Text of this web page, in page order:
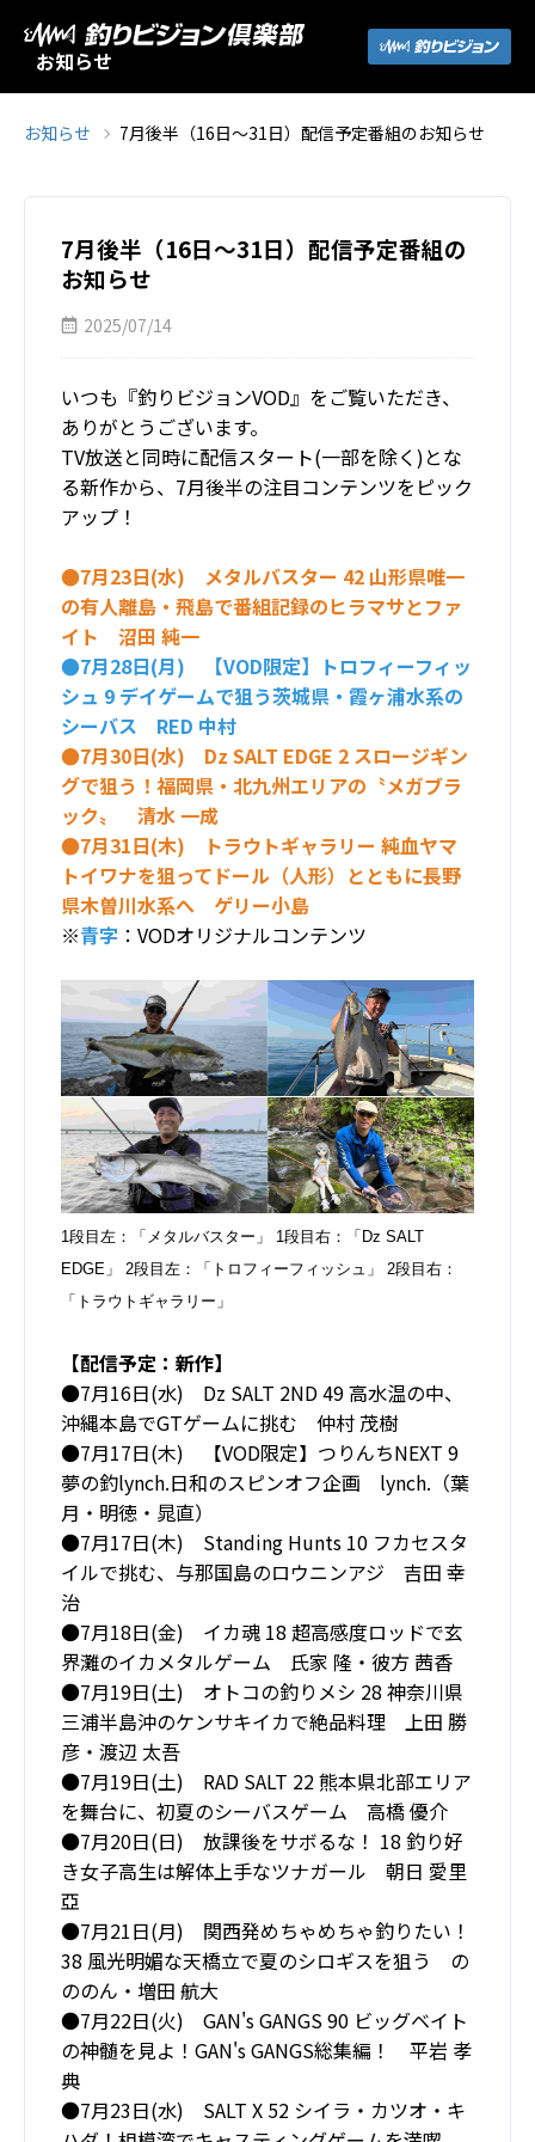
お知らせ
お知らせ 7月後半（16日～31日）配信予定番組のお知らせ
7月後半（16日～31日）配信予定番組の
お知らせ
2025/07/14
いつも『釣りビジョンVOD』をご覧いただき、
ありがとうございます。
TV放送と同時に配信スタート(一部を除く)とな
る新作から、7月後半の注目コンテンツをピック
アップ！
●7月23日(水) メタルバスター 42 山形県唯一
の有人離島・飛島で番組記録のヒラマサとファ
イト 沼田 純一
●7月28日(月) 【VOD限定】トロフィーフィッ
シュ 9 デイゲームで狙う茨城県・霞ヶ浦水系の
シーバス RED 中村
●7月30日(水) Dz SALT EDGE 2 スロージギン
グで狙う！福岡県・北九州エリアの〝メガブラ
ック〟 清水 一成
●7月31日(木) トラウトギャラリー 純血ヤマ
トイワナを狙ってドール（人形）とともに長野
県木曽川水系へ ゲリー小島
※青字 ：VODオリジナルコンテンツ
1段目左：「メタルバスター」 1 段目右：「Dz SALT
EDGE」 2段目左：「トロフィーフィッシュ」 2段目右：
「トラウトギャラリー」
【配信予定：新作】
●7月16日(水) Dz SALT 2ND 49 高水温の中、
沖縄本島でGTゲームに挑む 仲村 茂樹
●7月17日(木) 【VOD限定】つりんちNEXT 9
夢の釣lynch.日和のスピンオフ企画 lynch.（葉
月・明徳・晁直）
●7月17日(木) Standing Hunts 10 フカセスタ
イルで挑む、与那国島のロウニンアジ 吉田 幸
治
●7月18日(金) イカ魂 18 超高感度ロッドで玄
界灘のイカメタルゲーム 氏家 隆・彼方 茜香
●7月19日(土) オトコの釣りメシ 28 神奈川県
三浦半島沖のケンサキイカで絶品料理 上田 勝
彦・渡辺 太吾
●7月19日(土) RAD SALT 22 熊本県北部エリア
を舞台に、初夏のシーバスゲーム 高橋 優介
●7月20日(日) 放課後をサボるな！ 18 釣り好
き女子高生は解体上手なツナガール 朝日 愛里
亞
●7月21日(月) 関西発めちゃめちゃ釣りたい！
38 風光明媚な天橋立で夏のシロギスを狙う の
ののん・増田 航大
●7月22日(火) GAN's GANGS 90 ビッグベイト
の神髄を見よ！GAN's GANGS総集編！ 平岩 孝
典
●7月23日(水) SALT X 52 シイラ・カツオ・キ